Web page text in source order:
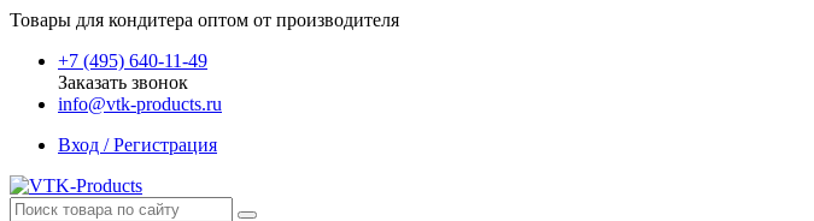
Товары для кондитера оптом от производителя
+7 (495) 640-11-49
Заказать звонок
info@vtk-products.ru
Вход / Регистрация